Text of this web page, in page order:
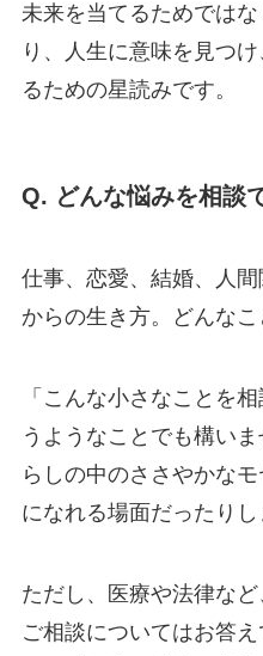
未来を当てるためでは
り、人生に意味を見つ
るための星読みです。
Q. どんな悩みを相談
仕事、恋愛、結婚、人
からの生き方。どんなこ
「こんな小さなことを
うようなことでも構い
らしの中のささやかな
になれる場面だったりし
ただし、医療や法律な
ご相談についてはお答